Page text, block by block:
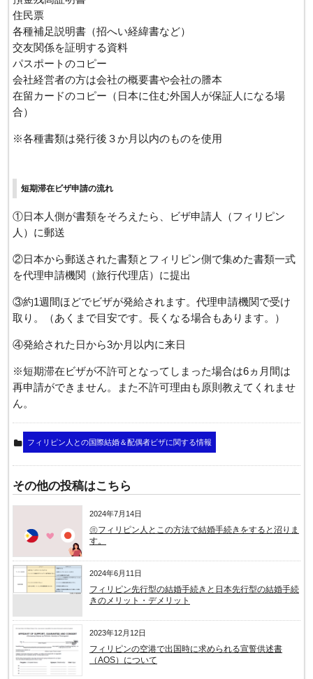
住民票
各種補足説明書（招へい経緯書など）
交友関係を証明する資料
パスポートのコピー
会社経営者の方は会社の概要書や会社の謄本
在留カードのコピー（日本に住む外国人が保証人になる場
合）
※各種書類は発行後３か月以内のものを使用
短期滞在ビザ申請の流れ
①日本人側が書類をそろえたら、ビザ申請人（フィリピン
人）に郵送
②日本から郵送された書類とフィリピン側で集めた書類一式
を代理申請機関（旅行代理店）に提出
③約1週間ほどでビザが発給されます。代理申請機関で受け
取り。（あくまで目安です。長くなる場合もあります。）
④発給された日から3か月以内に来日
※短期滞在ビザが不許可となってしまった場合は6ヵ月間は
再申請ができません。また不許可理由も原則教えてくれませ
ん。
フィリピン人との国際結婚＆配偶者ビザに関する情報
その他の投稿はこちら
2024年7月14日
㊟フィリピン人とこの方法で結婚手続きをすると沼りま
す。
2024年6月11日
フィリピン先行型の結婚手続きと日本先行型の結婚手続
きのメリット・デメリット
2023年12月12日
フィリピンの空港で出国時に求められる宣誓供述書
（AOS）について